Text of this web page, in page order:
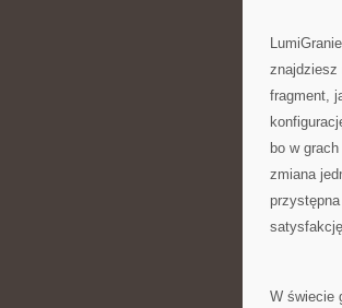
znajdziesz
fragment,
bo w
zmiana
W świecie